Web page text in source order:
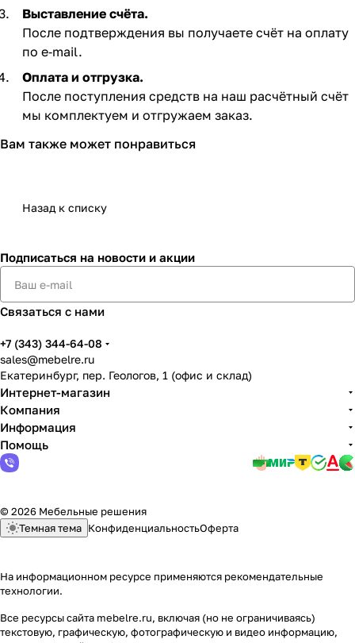
Выставление счёта.
После подтверждения вы получаете счёт на оплату
по e‑mail. ​
Оплата и отгрузка.
После поступления средств на наш расчётный счёт
мы комплектуем и отгружаем заказ.​
Вам также может понравиться
Назад к списку
Подписаться на новости и акции
Связаться с нами
+7 (343) 344-64-08
sales@mebelre.ru
Екатеринбург, пер. Геологов, 1 (офис и склад)
Интернет-магазин
Компания
Информация
Помощь
© 2026 Мебельные решения
Темная тема КонфиденциальностьОферта
На информационном ресурсе применяются рекомендательные
технологии.
Все ресурсы сайта mebelre.ru, включая (но не ограничиваясь)
текстовую, графическую, фотографическую и видео информацию,